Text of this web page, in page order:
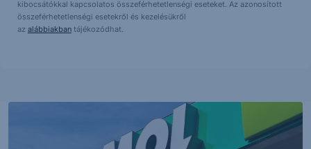
kibocsátókkal kapcsolatos összeférhetetlenségi eseteket. Az azonosított
összeférhetetlenségi esetekről és kezelésükről
az alábbiakbantájékozódhat.